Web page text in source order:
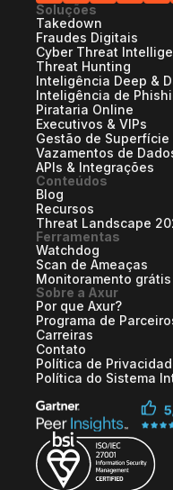
Soluções
Takedown
Fraudes Digitais
Cyber Threat
Threat Hunting
Inteligência Deep &
Inteligência de
Pirataria Online
Executivos & VIPs
Gestão de Superfície
Vazamentos de
APIs & Integrações
Conteúdos
Blog
Recursos
Threat Landscape
Ferramentas
Watchdog
Scan de Ameaças
Monitoramento grátis
Sobre a Axur
Por que Axur?
Programa de
Carreiras
Contato
Política de
Política do Sistema